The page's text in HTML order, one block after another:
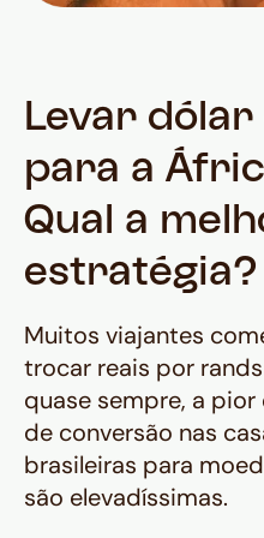
Levar dólar
para a
Qual a
estratégia?
Muitos viajantes
trocar reais por rands
quase sempre, a
de conversão nas
brasileiras para
são elevadíssimas.